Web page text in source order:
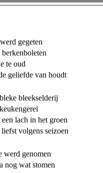
gegeten
te oud
geliefde van houdt
bleekselderij
lach in het groen
volgens seizoen
werd genomen
nog wat stomen